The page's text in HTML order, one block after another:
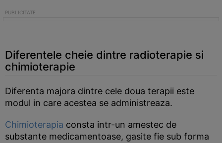
Diferentele cheie dintre radioterapie si
chimioterapie
Diferenta majora dintre cele doua terapii este
modul in care acestea se administreaza.
Chimioterapia consta intr-un amestec de
substante medicamentoase, gasite fie sub forma